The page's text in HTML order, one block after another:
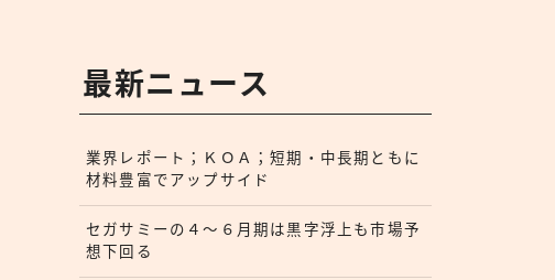
最新ニュース
業界レポート；ＫＯＡ；短期・中長期ともに
材料豊富でアップサイド
セガサミーの４〜６月期は黒字浮上も市場予
想下回る